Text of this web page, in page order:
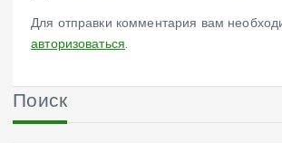
Для отправки комментария вам
авторизоваться.
Поиск